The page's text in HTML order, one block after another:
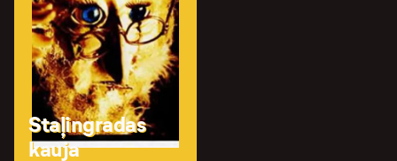
Staļingradas
kauja